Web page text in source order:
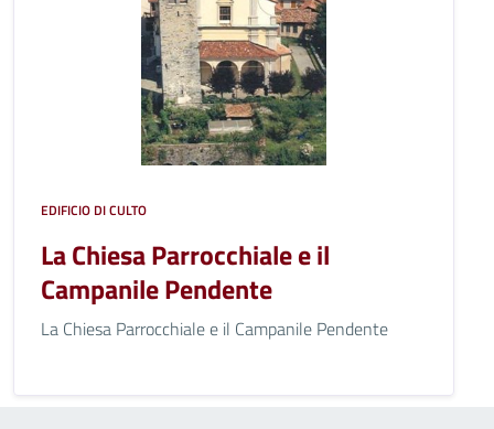
EDIFICIO DI CULTO
La Chiesa Parrocchiale e il
Campanile Pendente
La Chiesa Parrocchiale e il Campanile Pendente